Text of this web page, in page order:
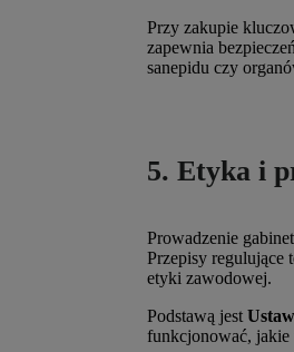
Przy zakupie
zapewnia
sanepidu czy
5. Etyka i
Prowadzenie
Przepisy regulujące
etyki zawodowej.
Podstawą jest
funkcjonować, jakie